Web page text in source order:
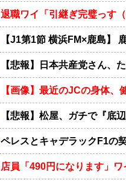
退職ワイ「引継ぎ完璧っす
【J1第1節 横浜FM×鹿島】
【悲報】日本共産党さん、
【画像】最近のJCの身体、
【悲報】松屋、ガチで『底
ペレスとキャデラックF1の
店員「490円になります」